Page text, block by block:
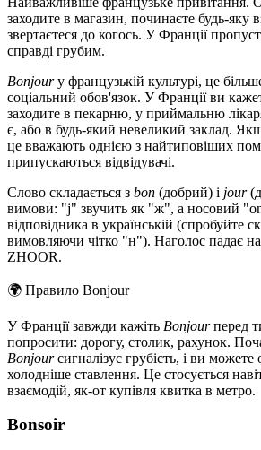
заходите в магазин, починаєте будь-яку
звертаєтеся до когось. У Франції
справді грубим.
Bonjourу французькій культурі, це
соціальний обов'язок. У Франції ви
заходите в пекарню, у приймальню
є, або в будь-який невеликий заклад.
це вважають однією з найтиповіших
припускаються відвідувачі.
Слово складається з bon (добрий) і jour
вимови: "j" звучить як "ж", а носовий
відповідника в українській (спробуйте
вимовляючи чітко "н"). Наголос падає
ZHOOR.
🌍 Правило Bonjour
У Франції завжди кажіть Bonjourперед
попросити: дорогу, столик, рахунок.
Bonjourсигналізує грубість, і ви
холодніше ставлення. Це стосується
взаємодій, як-от купівля квитка в метро.
Bonsoir